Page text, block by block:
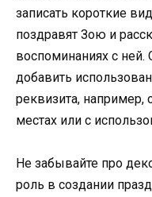
записать короткие
поздравят Зою и
воспоминаниях с
добавить
реквизита,
местах или с
Не забывайте про
роль в создании